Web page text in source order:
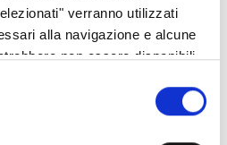
verranno utilizzati
alla navigazione e alcune
non essere disponibili.
evento finale(18 maggio 2018)
(9-10 maggio 2018)
in Lombardia: il Programma